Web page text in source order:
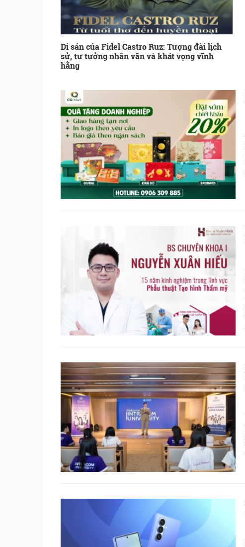
Di sản của Fidel Castro Ruz: Tượng đài lịch
sử, tư tưởng nhân văn và khát vọng vĩnh
hằng